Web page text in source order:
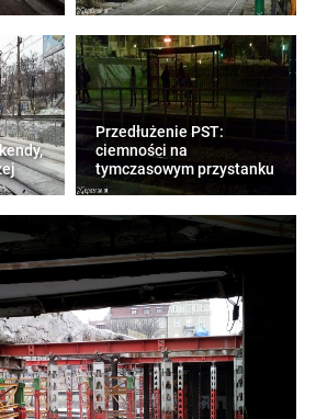
Przedłużenie PST:
ciemności na
tymczasowym przystanku